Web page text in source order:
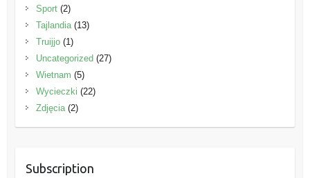
Sport(2)
Tajlandia(13)
Truijjo(1)
Uncategorized(27)
Wietnam (5)
Wycieczki (22)
Zdjęcia(2)
Subscription